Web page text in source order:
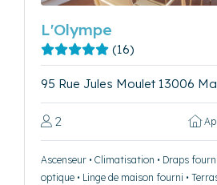
L'Olympe
(16)
95 Rue Jules Moulet 13006
2
Ascenseur • Climatisation • Draps
optique • Linge de maison fourni •